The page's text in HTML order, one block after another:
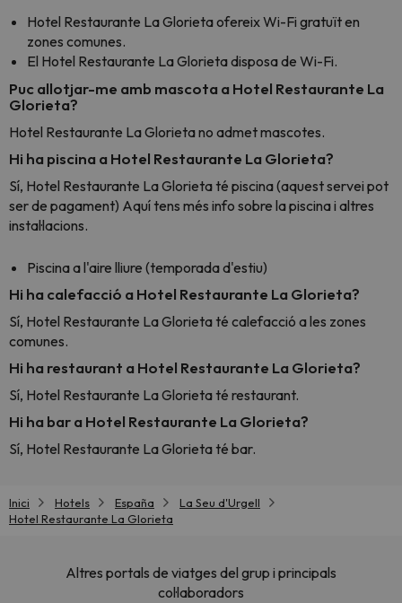
Hotel Restaurante La Glorieta ofereix Wi-Fi gratuït en
zones comunes.
El Hotel Restaurante La Glorieta disposa de Wi-Fi.
Puc allotjar-me amb mascota a Hotel Restaurante La
Glorieta?
Hotel Restaurante La Glorieta no admet mascotes.
Hi ha piscina a Hotel Restaurante La Glorieta?
Sí, Hotel Restaurante La Glorieta té piscina (aquest servei pot
ser de pagament) Aquí tens més info sobre la piscina i altres
instal·lacions.
Piscina a l'aire lliure (temporada d'estiu)
Hi ha calefacció a Hotel Restaurante La Glorieta?
Sí, Hotel Restaurante La Glorieta té calefacció a les zones
comunes.
Hi ha restaurant a Hotel Restaurante La Glorieta?
Sí, Hotel Restaurante La Glorieta té restaurant.
Hi ha bar a Hotel Restaurante La Glorieta?
Sí, Hotel Restaurante La Glorieta té bar.
Inici Hotels España
La Seu d'Urgell
Hotel Restaurante La Glorieta
Altres portals de viatges del grup i principals
col·laboradors